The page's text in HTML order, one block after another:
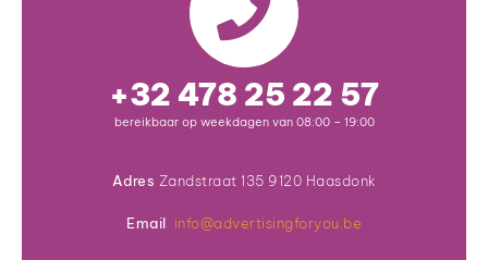
+32 478 25 22 57
bereikbaar op weekdagen van 08:00 – 19:00
Adres Zandstraat 135 9120 Haasdonk
Email info@advertisingforyou.be